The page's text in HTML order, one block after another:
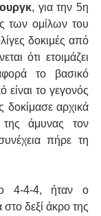
, για την 5η
των ομίλων του
δοκιμές από
ότι ετοιμάζει
το βασικό
είναι το γεγονός
δοκίμασε αρχικά
πήρε τη
στο δεξί άκρο της